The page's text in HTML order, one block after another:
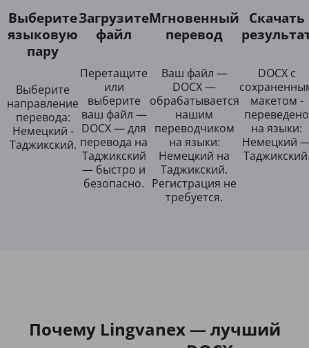
Выберите
языковую
пару
Выберите
направление
перевода:
Немецкий -
Таджикский.
Загрузите
файл
Перетащите
или
выберите
ваш файл —
DOCX — для
перевода на
Таджикский
— быстро и
безопасно.
Мгновенный
перевод
Ваш файл —
DOCX —
обрабатывается
нашим
переводчиком
на языки:
Немецкий на
Таджикский.
Регистрация не
требуется.
Скачать
DOCX с
макетом -
переведено
на языки:
Немецкий
Почему Lingvanex — лучший